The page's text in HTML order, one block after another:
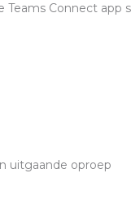
Connect app
uitgaande oproep